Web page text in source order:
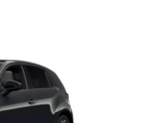
VÆRKSTED